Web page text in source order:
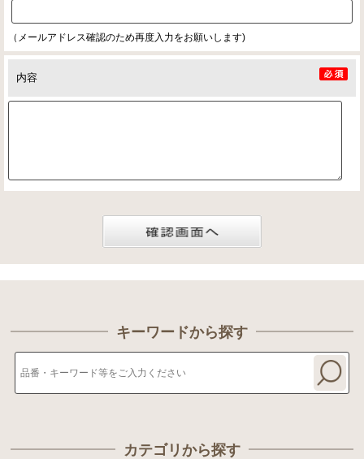
（メールアドレス確認のため再度入力をお願いします)
内容
キーワードから探す
カテゴリから探す